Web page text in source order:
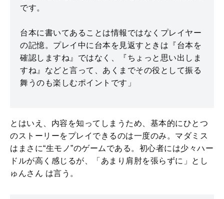
です。
台本に書いてあることは情報ではなくプレイヤー
の記憶。プレイ中に台本を見返すときは『台本を
確認しますね』ではなく、『ちょっと思い出しま
すね』などと言って、あくまでその役として振る
舞うのも楽しむポイントです」
とはいえ、内容を知ってしまうため、基本的にひとつ
のストーリーをプレイできるのは一度のみ。マダミス
はまさに“生モノ”のゲームである。初心者には少々ハー
ドルが高く感じるが、「あまり肩肘を張らずに」とし
ゅんさん は言う。